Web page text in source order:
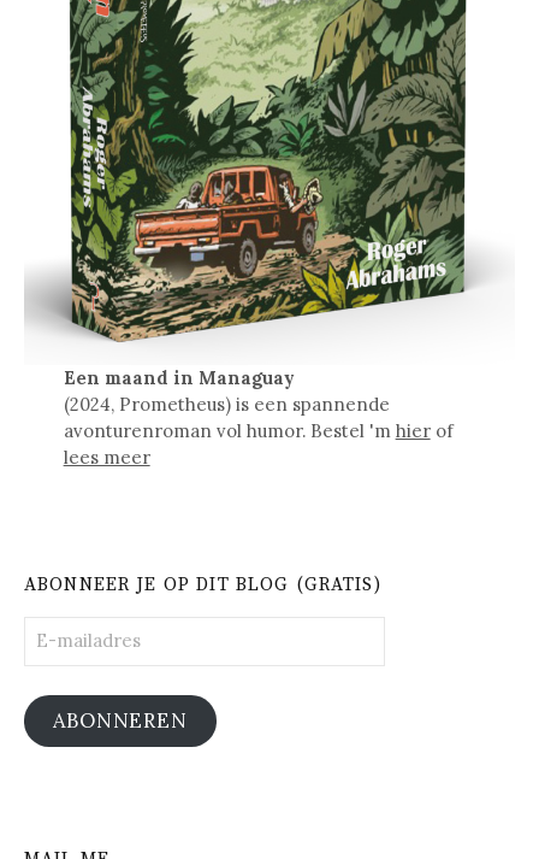
Een maand in Managuay
(2024, Prometheus) is een spannende
avonturenroman vol humor. Bestel 'm hierof
lees meer
ABONNEER JE OP DIT BLOG (GRATIS)
mailadres
ABONNEREN